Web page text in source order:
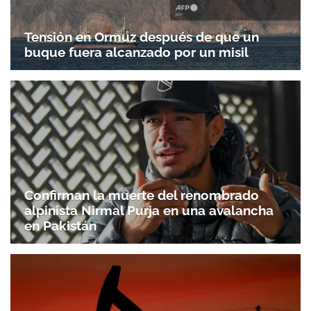
Tensión en Ormuz después de que un
buque fuera alcanzado por un misil
Confirman la muerte del renombrado
alpinista Nirmal Purja en una avalancha
en Pakistán